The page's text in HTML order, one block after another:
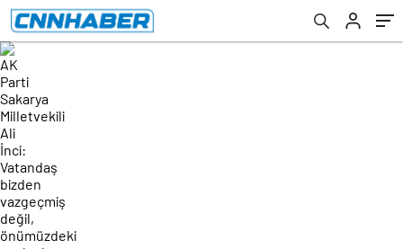
önümüzdeki seçimde bunu göreceğiz